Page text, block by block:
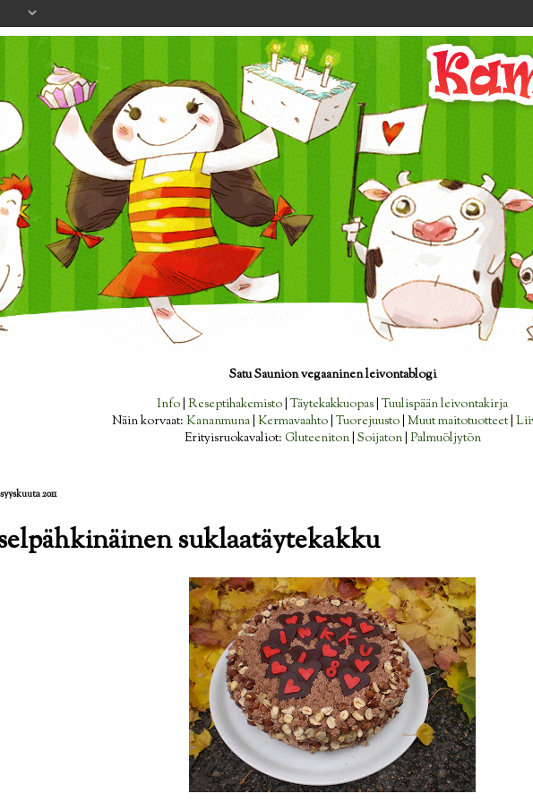
Satu Saunion vegaaninen leivontablogi
Info Reseptihakemisto |Täytekakkuopas |Tuulispään leivontakirja
Näin korvaat: Kananmuna Kermavaahto |Tuorejuusto Muut maitotuotteet|
Erityisruokavaliot: Gluteeniton| Soijaton| Palmuöljytön
2011
suklaatäytekakku